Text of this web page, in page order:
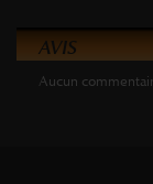
AVIS
Aucun